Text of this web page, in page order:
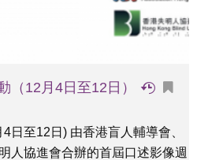
12月4日至12日）
日至12日) 由香港盲人輔導會、
人協進會合辦的首屆口述影像週